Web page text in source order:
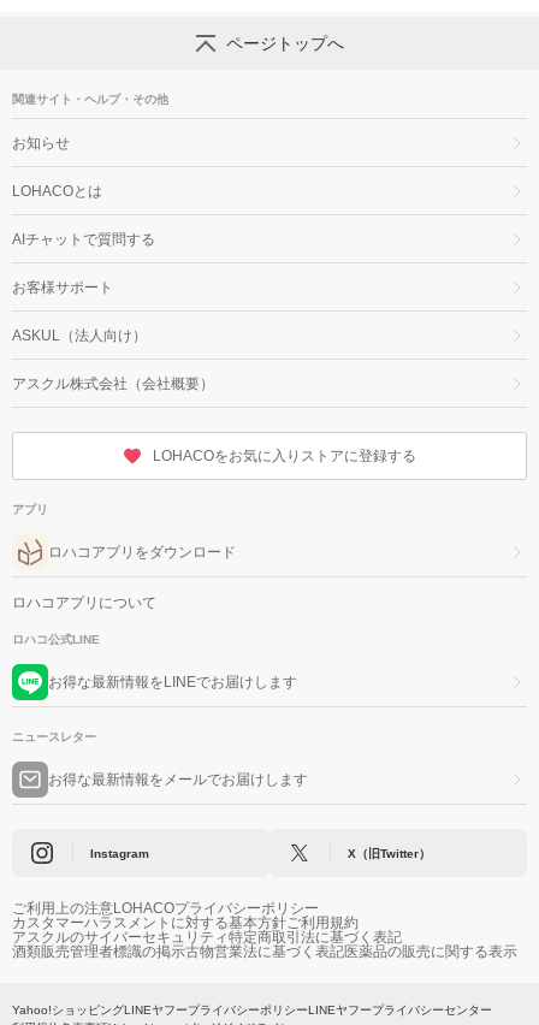
ページトップへ
関連サイト・ヘルプ・その他
お知らせ
LOHACOとは
AIチャットで質問する
お客様サポート
ASKUL（法人向け）
アスクル株式会社（会社概要）
LOHACOをお気に入りストアに登録する
アプリ
ロハコアプリをダウンロード
ロハコアプリについて
ロハコ公式LINE
お得な最新情報をLINEでお届けします
ニュースレター
お得な最新情報をメールでお届けします
Instagram X（旧Twitter）
ご利用上の注意LOHACOプライバシーポリシー
カスタマーハラスメントに対する基本方針ご利用規約
アスクルのサイバーセキュリティ特定商取引法に基づく表記
酒類販売管理者標識の掲示古物営業法に基づく表記医薬品の販売に関する表示
Yahoo!ショッピングLINEヤフープライバシーポリシーLINEヤフープライバシーセンター